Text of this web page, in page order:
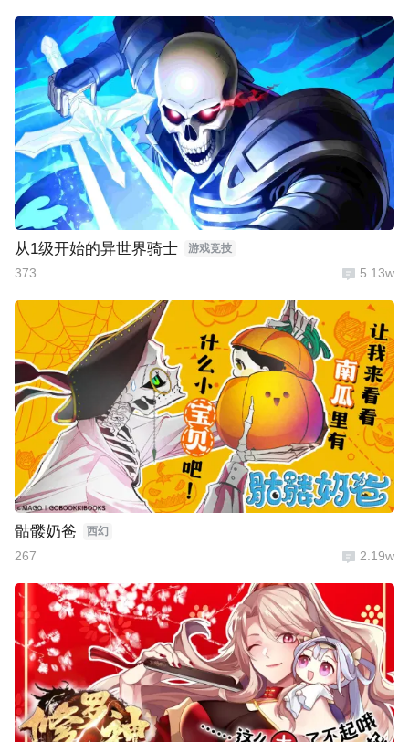
从1级开始的异世界骑士 游戏竞技
373 5.13w
骷髅奶爸 西幻
267 2.19w